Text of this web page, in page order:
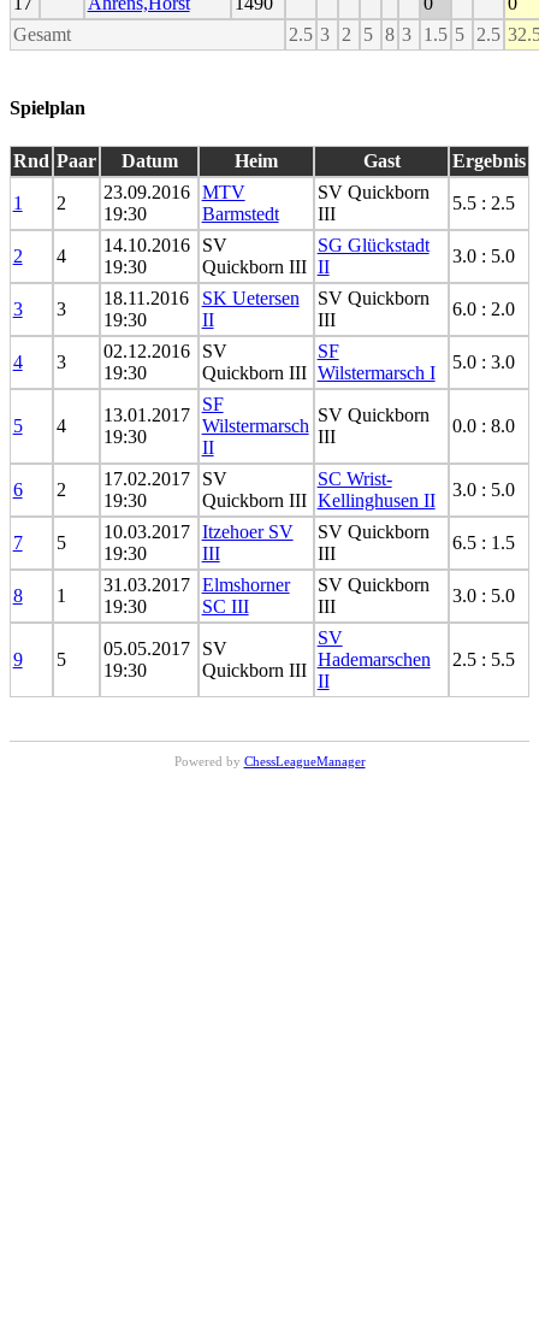
Gesamt
2.5 3 2 5 8 3 1.5 5 2.5
Spielplan
Rnd Paar Datum Heim Gast Ergebnis
1 2
23.09.2016
19:30
MTV
Barmstedt
SV Quickborn
III
5.5 : 2.5
2 4
14.10.2016
19:30
SV
Quickborn III
SG Glückstadt
II
3.0 : 5.0
3 3
18.11.2016
19:30
SK Uetersen
II
SV Quickborn
III
6.0 : 2.0
4 3
02.12.2016
19:30
SV
Quickborn III
SF
Wilstermarsch I
5.0 : 3.0
5 4
13.01.2017
19:30
SF
Wilstermarsch
II
SV Quickborn
III
0.0 : 8.0
6 2
17.02.2017
19:30
SV
Quickborn III
SC Wrist-
Kellinghusen II
3.0 : 5.0
7 5
10.03.2017
19:30
Itzehoer SV
III
SV Quickborn
III
6.5 : 1.5
8 1
31.03.2017
19:30
Elmshorner
SC III
SV Quickborn
III
3.0 : 5.0
9 5
05.05.2017
19:30
SV
Quickborn III
SV
Hademarschen
II
2.5 : 5.5
Powered by ChessLeagueManager